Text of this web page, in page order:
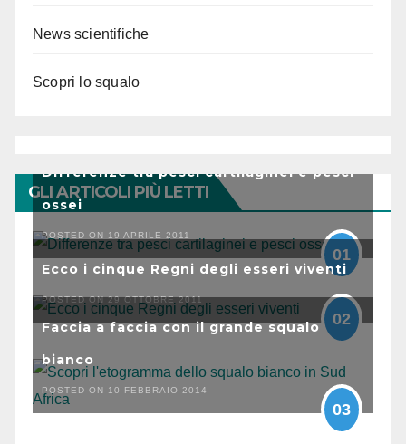
News scientifiche
Scopri lo squalo
GLI ARTICOLI PIÙ LETTI
Differenze tra pesci cartilaginei e pesci
ossei
POSTED ON 19 APRILE 2011
01
Ecco i cinque Regni degli esseri viventi
POSTED ON 29 OTTOBRE 2011
02
Faccia a faccia con il grande squalo
bianco
POSTED ON 10 FEBBRAIO 2014
03